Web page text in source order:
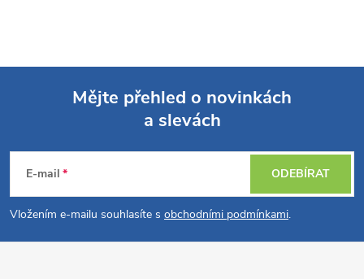
p
a
Mějte přehled o novinkách
a slevách
E-mail
Vložením e-mailu souhlasíte s obchodními podmínkami.
ODEBÍRAT